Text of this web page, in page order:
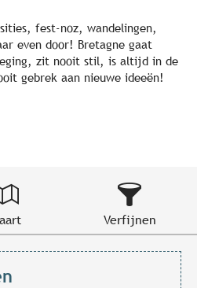
fest-noz, wandelingen,
even door! Bretagne gaat
zit nooit stil, is altijd in de
gebrek aan nieuwe ideeën!
Verfijnen